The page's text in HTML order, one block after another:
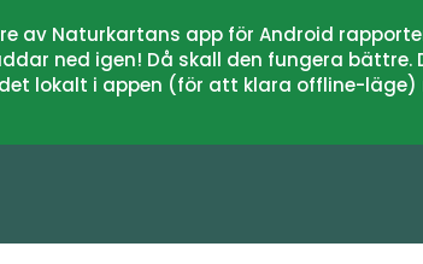
av Naturkartans app för Android
ned igen! Då skall den fungera
lokalt i appen (för att klara offline-